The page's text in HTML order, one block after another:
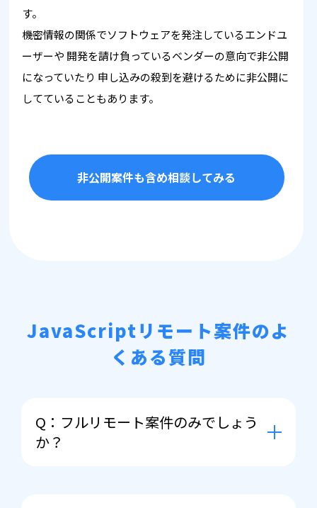
す。
機密情報の関係でソフトウェアを発注しているエンドユ
ーザーや 開発を請け負っているベンダーの意向で非公開
になっていたり 申し込みの殺到を避けるために非公開に
してていることもあります。
非公開案件も含め相談してみる
JavaScriptリモート案件のよ
くある質問
Q：フルリモート案件のみでしょう
か？